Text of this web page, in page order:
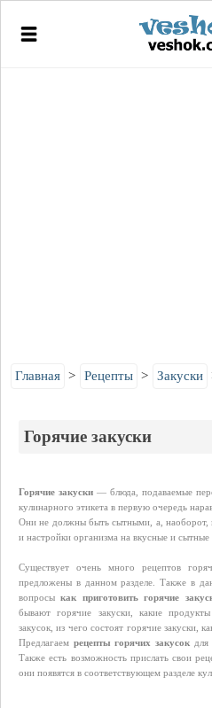
Главная Рецепты Закуски
Горячие закуски
Горячие закуски— блюда, подаваемые
кулинарного этикета в первую очередь
Они не должны быть сытными, а, наоборот,
и настройки организма на вкусные и
Существует очень много рецептов
предложены в данном разделе. Также в
вопросыкак приготовить горячие
бывают горячие закуски, какие
закусок, из чего состоят горячие закуски,
Предлагаем рецепты горячих закусокдля
Также есть возможность прислать свои
они появятся в соответствующем разделе